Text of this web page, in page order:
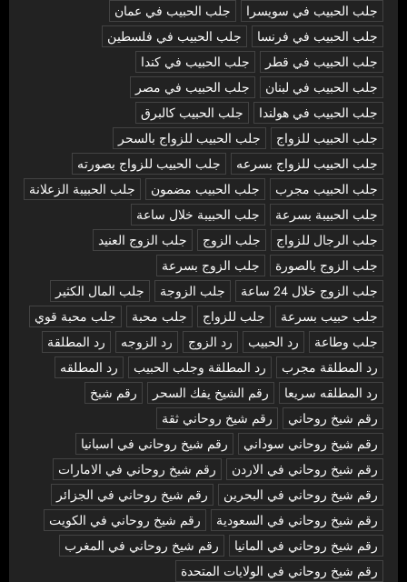
جلب الحبيب في سويسرا
جلب الحبيب في عمان
جلب الحبيب في فرنسا
جلب الحبيب في فلسطين
جلب الحبيب في قطر
جلب الحبيب في كندا
جلب الحبيب في لبنان
جلب الحبيب في مصر
جلب الحبيب في هولندا
جلب الحبيب كالبرق
جلب الحبيب للزواج
جلب الحبيب للزواج بالسحر
جلب الحبيب للزواج بسرعه
جلب الحبيب للزواج بصورته
جلب الحبيب مجرب
جلب الحبيب مضمون
جلب الحبيبة الزعلانة
جلب الحبيبة بسرعة
جلب الحبيبة خلال ساعة
جلب الرجال للزواج
جلب الزوج
جلب الزوج العنيد
جلب الزوج بالصورة
جلب الزوج بسرعة
جلب الزوج خلال 24 ساعة
جلب الزوجة
جلب المال الكثير
جلب حبيب بسرعة
جلب للزواج جلب محبة
جلب محبة قوي
جلب وطاعة
رد الحبيب رد الزوج رد الزوجه
رد المطلقة
رد المطلقة مجرب
رد المطلقة وجلب الحبيب
رد المطلقه
رد المطلقه سريعا
رقم الشيخ يفك السحر
رقم شيخ
رقم شيخ روحاني
رقم شيخ روحاني ثقة
رقم شيخ روحاني سوداني
رقم شيخ روحاني في اسبانيا
رقم شيخ روحاني في الاردن
رقم شيخ روحاني في الامارات
رقم شيخ روحاني في البحرين
رقم شيخ روحاني في الجزائر
رقم شيخ روحاني في السعودية
رقم شيخ روحاني في الكويت
رقم شيخ روحاني في المانيا
رقم شيخ روحاني في المغرب
رقم شيخ روحاني في الولايات المتحدة